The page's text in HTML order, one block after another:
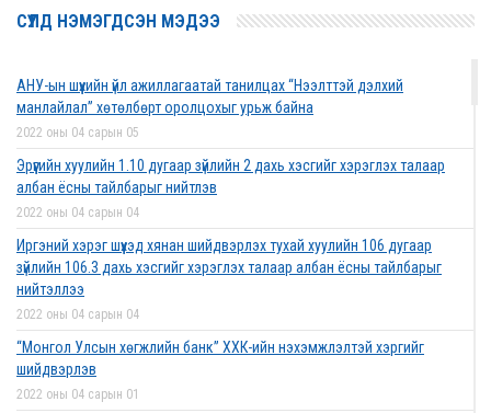
СҮҮЛД НЭМЭГДСЭН МЭДЭЭ
АНУ-ын шүүхийн үйл ажиллагаатай танилцах “Нээлттэй дэлхий
манлайлал” хөтөлбөрт оролцохыг урьж байна
2022 оны 04 сарын 05
Эрүүгийн хуулийн 1.10 дугаар зүйлийн 2 дахь хэсгийг хэрэглэх талаар
албан ёсны тайлбарыг нийтлэв
2022 оны 04 сарын 04
Иргэний хэрэг шүүхэд хянан шийдвэрлэх тухай хуулийн 106 дугаар
зүйлийн 106.3 дахь хэсгийг хэрэглэх талаар албан ёсны тайлбарыг
нийтэллээ
2022 оны 04 сарын 04
“Монгол Улсын хөгжлийн банк” ХХК-ийн нэхэмжлэлтэй хэргийг
шийдвэрлэв
2022 оны 04 сарын 01